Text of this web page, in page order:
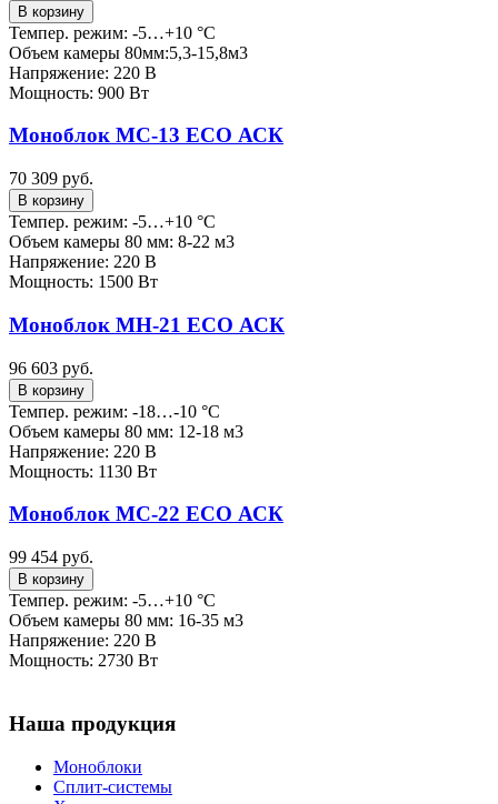
В корзину
Темпер. режим: -5…+10 °C
Объем камеры 80мм:5,3-15,8м3
Напряжение: 220 В
Мощность: 900 Вт
Моноблок МС-13 ECO АСК
70 309 руб.
В корзину
Темпер. режим: -5…+10 °C
Объем камеры 80 мм: 8-22 м3
Напряжение: 220 В
Мощность: 1500 Вт
Моноблок МН-21 ECO АСК
96 603 руб.
В корзину
Темпер. режим: -18…-10 °C
Объем камеры 80 мм: 12-18 м3
Напряжение: 220 В
Мощность: 1130 Вт
Моноблок МС-22 ECO АСК
99 454 руб.
В корзину
Темпер. режим: -5…+10 °C
Объем камеры 80 мм: 16-35 м3
Напряжение: 220 В
Мощность: 2730 Вт
Наша продукция
Моноблоки
Сплит-системы